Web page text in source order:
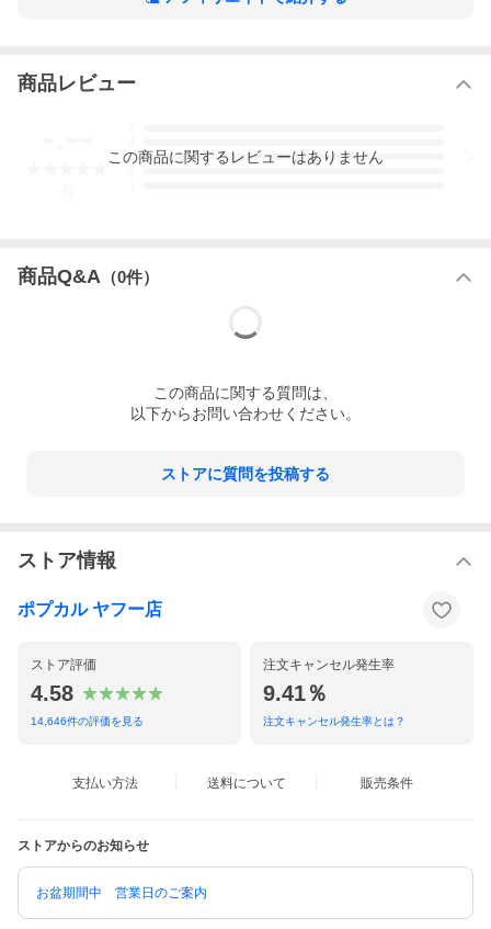
送料・お支払・返品等は、ご利用案内をご覧ください
商品レビュー
3
この商品に関するレビューはありません
商品Q&A （0件）
この商品に関する質問は、
以下からお問い合わせください。
ストアに質問を投稿する
ストア情報
ポプカル ヤフー店
ストア評価
4.58
14,646件の評価を見る
注文キャンセル発生率
9.41％
注文キャンセル発生率とは？
支払い方法 送料について 販売条件
ストアからのお知らせ
お盆期間中 営業日のご案内